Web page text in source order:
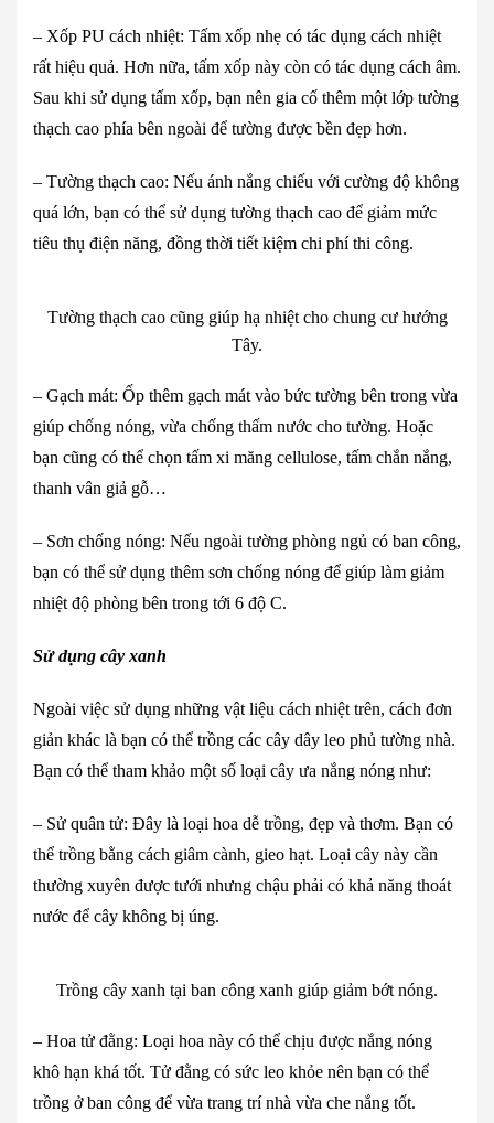
– Xốp PU cách nhiệt: Tấm xốp nhẹ có tác dụng cách nhiệt
rất hiệu quả. Hơn nữa, tấm xốp này còn có tác dụng cách âm.
Sau khi sử dụng tấm xốp, bạn nên gia cố thêm một lớp tường
thạch cao phía bên ngoài để tường được bền đẹp hơn.
– Tường thạch cao: Nếu ánh nắng chiếu với cường độ không
quá lớn, bạn có thể sử dụng tường thạch cao để giảm mức
tiêu thụ điện năng, đồng thời tiết kiệm chi phí thi công.
Tường thạch cao cũng giúp hạ nhiệt cho chung cư hướng
Tây.
– Gạch mát: Ốp thêm gạch mát vào bức tường bên trong vừa
giúp chống nóng, vừa chống thấm nước cho tường. Hoặc
bạn cũng có thể chọn tấm xi măng cellulose, tấm chắn nắng,
thanh vân giả gỗ…
– Sơn chống nóng: Nếu ngoài tường phòng ngủ có ban công,
bạn có thể sử dụng thêm sơn chống nóng để giúp làm giảm
nhiệt độ phòng bên trong tới 6 độ C.
Sử dụng cây xanh
Ngoài việc sử dụng những vật liệu cách nhiệt trên, cách đơn
giản khác là bạn có thể trồng các cây dây leo phủ tường nhà.
Bạn có thể tham khảo một số loại cây ưa nắng nóng như:
– Sử quân tử: Đây là loại hoa dễ trồng, đẹp và thơm. Bạn có
thể trồng bằng cách giâm cành, gieo hạt. Loại cây này cần
thường xuyên được tưới nhưng chậu phải có khả năng thoát
nước để cây không bị úng.
Trồng cây xanh tại ban công xanh giúp giảm bớt nóng.
– Hoa tử đằng: Loại hoa này có thể chịu được nắng nóng
khô hạn khá tốt. Tử đằng có sức leo khỏe nên bạn có thể
trồng ở ban công để vừa trang trí nhà vừa che nắng tốt.